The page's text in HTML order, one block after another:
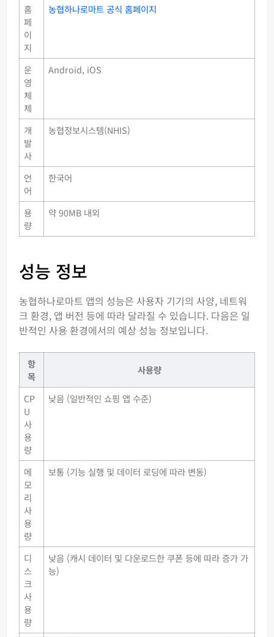
홈
페
이
지
농협하나로마트 공식 홈페이지
운
영
체
제
Android, iOS
개
발
사
농협정보시스템(NHIS)
언
어
한국어
용
량
약 90MB 내외
성능 정보
농협하나로마트 앱의 성능은 사용자 기기의 사양, 네트워
크 환경, 앱 버전 등에 따라 달라질 수 있습니다. 다음은 일
반적인 사용 환경에서의 예상 성능 정보입니다.
항
목
사용량
CP
U
사
용
량
낮음 (일반적인 쇼핑 앱 수준)
메
모
리
사
용
량
보통 (기능 실행 및 데이터 로딩에 따라 변동)
디
스
크
사
용
량
낮음 (캐시 데이터 및 다운로드한 쿠폰 등에 따라 증가 가
능)